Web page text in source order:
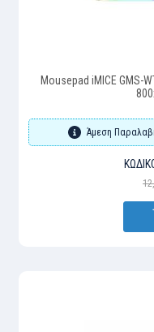
Mousepad iMICE GMS-
Άμεση